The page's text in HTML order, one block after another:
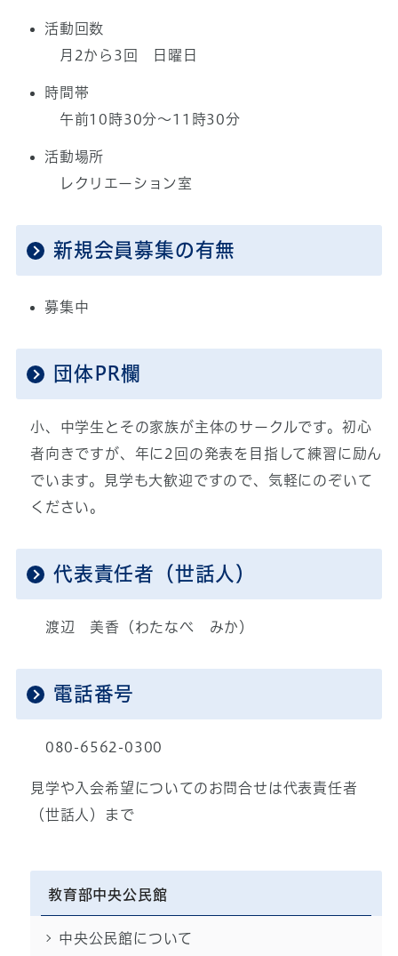
活動回数
月2から3回 日曜日
時間帯
午前10時30分～11時30分
活動場所
レクリエーション室
新規会員募集の有無
募集中
団体PR欄
小、中学生とその家族が主体のサークルです。初心
者向きですが、年に2回の発表を目指して練習に励ん
でいます。見学も大歓迎ですので、気軽にのぞいて
ください。
代表責任者（世話人）
渡辺 美香（わたなべ みか）
電話番号
080-6562-0300
見学や入会希望についてのお問合せは代表責任者
（世話人）まで
教育部中央公民館
中央公民館について